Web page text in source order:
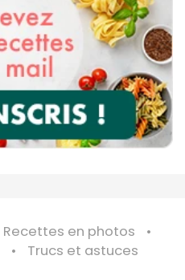
Recettes en photos
Trucs et astuces